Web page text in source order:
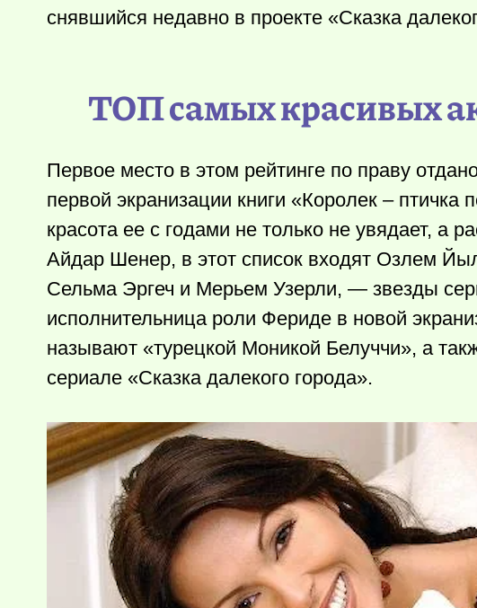
снявшийся недавно в проекте «Сказка
ТОП самых красивых
Первое место в этом рейтинге по праву
первой экранизации книги «Королек – птичка
красота ее с годами не только не увядает,
Айдар Шенер, в этот список входят Озлем
Сельма Эргеч и Мерьем Узерли, — звезды
исполнительница роли Фериде в новой
называют «турецкой Моникой Белуччи», а
сериале «Сказка далекого города».